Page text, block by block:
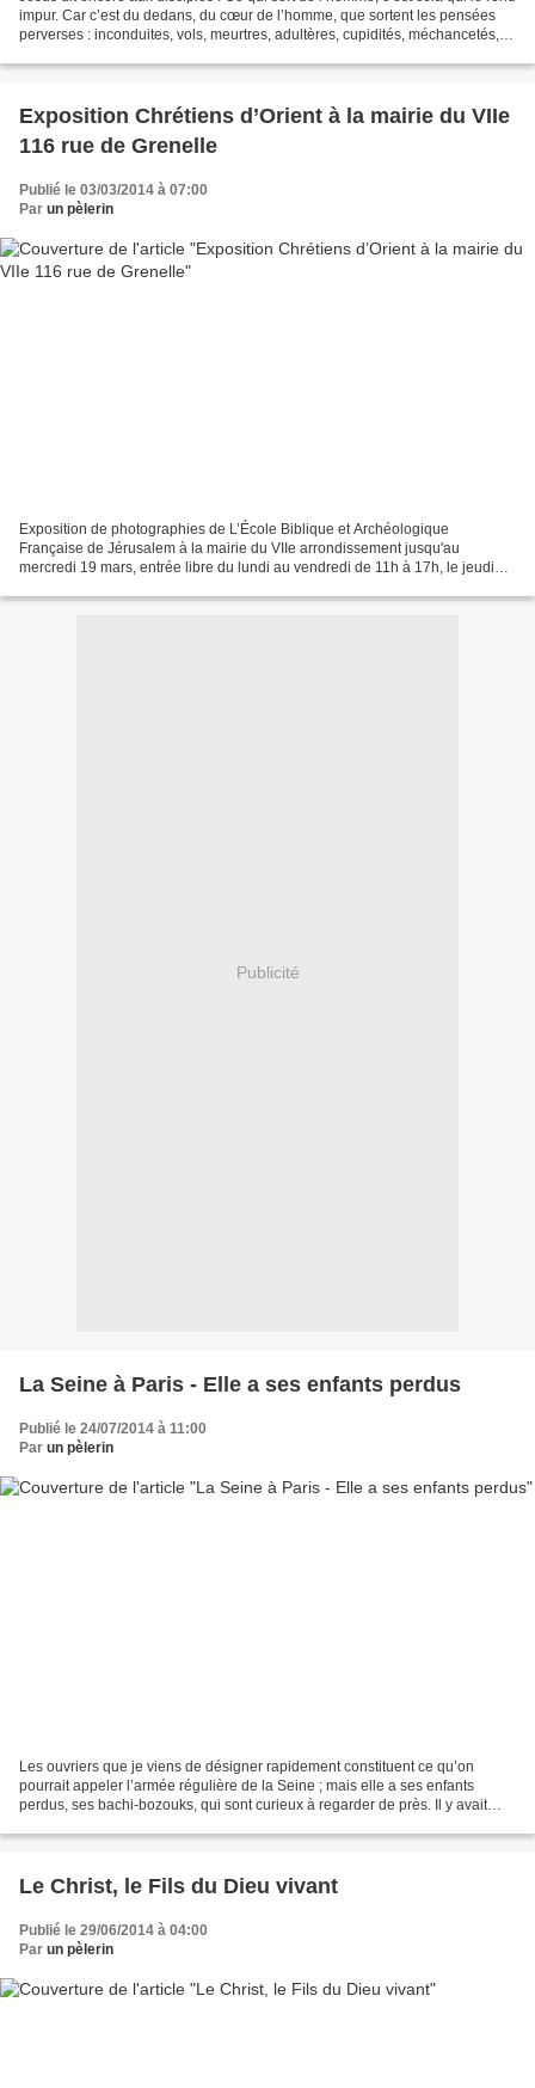
impur. Car c’est du dedans, du cœur de l’homme, que sortent les pensées
perverses : inconduites, vols, meurtres, adultères, cupidités, méchancetés,
Exposition Chrétiens d’Orient à la mairie du VIIe
116 rue de Grenelle
Publié le 03/03/2014 à 07:00
Par un pèlerin
Exposition de photographies de L’École Biblique et Archéologique
Française de Jérusalem à la mairie du VIIe arrondissement jusqu'au
mercredi 19 mars, entrée libre du lundi au vendredi de 11h à 17h, le jeudi
Publicité
La Seine à Paris - Elle a ses enfants perdus
Publié le 24/07/2014 à 11:00
Par un pèlerin
Les ouvriers que je viens de désigner rapidement constituent ce qu’on
pourrait appeler l’armée régulière de la Seine ; mais elle a ses enfants
perdus, ses bachi-bozouks, qui sont curieux à regarder de près. Il y avait
Le Christ, le Fils du Dieu vivant
Publié le 29/06/2014 à 04:00
Par un pèlerin